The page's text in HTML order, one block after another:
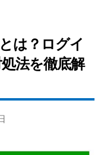
は？ログイ
法を徹底解